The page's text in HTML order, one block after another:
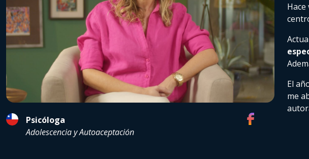
Psicóloga
Adolescencia y Autoaceptación
El
me